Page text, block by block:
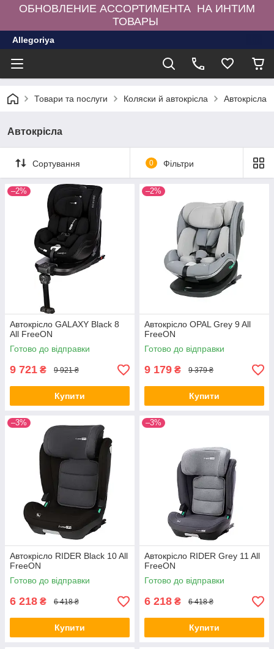
ОБНОВЛЕНИЕ АССОРТИМЕНТА НА ИНТИМ
ТОВАРЫ
Allegoriya
Товари та послуги Коляски й автокрісла Автокрісла
Автокрісла
Сортування 0 Фільтри
–2%
Автокрісло GALAXY Black 8
All FreeON
Готово до відправки
9 721 ₴ 9 921 ₴
Купити
–2%
Автокрісло OPAL Grey 9 All
FreeON
Готово до відправки
9 179 ₴ 9 379 ₴
Купити
–3%
Автокрісло RIDER Black 10 All
FreeON
Готово до відправки
6 218 ₴ 6 418 ₴
Купити
–3%
Автокрісло RIDER Grey 11 All
FreeON
Готово до відправки
6 218 ₴ 6 418 ₴
Купити